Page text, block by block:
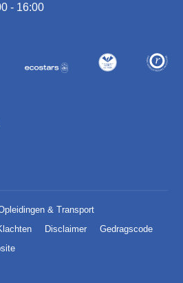
- 16:00
& Transport
Disclaimer
Gedragscode